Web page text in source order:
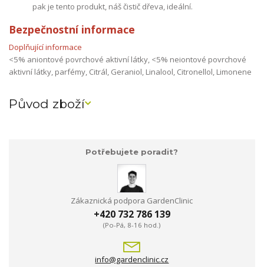
pak je tento produkt, náš čistič dřeva, ideální.
Bezpečnostní informace
Doplňující informace
<5% aniontové povrchové aktivní látky, <5% neiontové povrchové
aktivní látky, parfémy, Citrál, Geraniol, Linalool, Citronellol, Limonene
Původ zboží
Potřebujete poradit?
Zákaznická podpora GardenClinic
+420 732 786 139
(Po-Pá, 8-16 hod.)
info@gardenclinic.cz